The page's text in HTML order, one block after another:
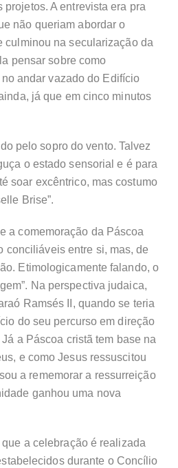
A entrevista era pra
não queriam abordar o
culminou na secularização da
pensar sobre como
andar vazado do Edifício
já que em cinco minutos
pelo sopro do vento. Talvez
o estado sensorial e é para
soar excêntrico, mas costumo
Brise”.
a comemoração da Páscoa
conciliáveis entre si, mas, de
Etimologicamente falando, o
Na perspectiva judaica,
Ramsés II, quando se teria
do seu percurso em direção
a Páscoa cristã tem base na
e como Jesus ressuscitou
a rememorar a ressurreição
ganhou uma nova
a celebração é realizada
durante o Concílio